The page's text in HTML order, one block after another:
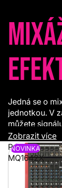
Jedná se o
jednotkou. V
můžete
delay, chorus a
Zobrazit více
Proel
MQ1642X
NOVINKA